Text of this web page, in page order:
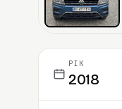
РІК
2018